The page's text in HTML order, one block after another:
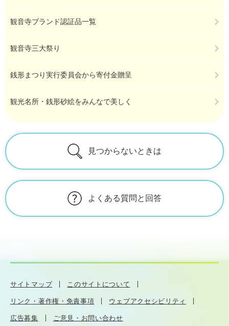
観音寺ブランド認証品一覧
観音寺三大祭り
銭形まつり実行委員会から寄付金贈呈
観光名所・銭形砂絵をみんなで美しく
見つからないときは
よくある質問と回答
サイトマップ このサイトについて
リンク・著作権・免責事項 ウェブアクセシビリティ
広告募集 ご意見・お問い合わせ